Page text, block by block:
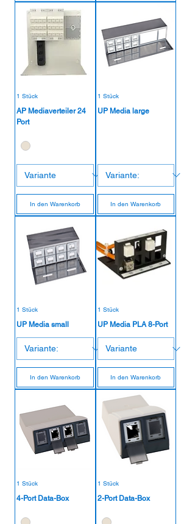
1 Stück
AP Mediaverteiler 24
Port
In den Warenkorb
1 Stück
UP Media large
In den Warenkorb
1 Stück
UP Media small
In den Warenkorb
1 Stück
UP Media PLA 8-Port
In den Warenkorb
1 Stück
4-Port Data-Box
1 Stück
2-Port Data-Box